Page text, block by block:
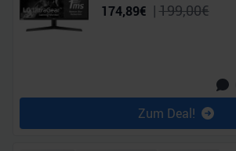
174,89€ | 199,00€
Zum Deal!